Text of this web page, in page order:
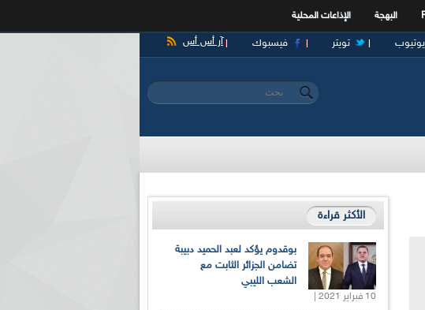
البهجة الإذاعات المحلية
آر أس أس فيسبوك تويتر يوتيوب
استمارة البحث
‏بحث ‏
الأكثر قراءة
بوقدوم يؤكد لعبد الحميد دبيبة
تضامن الجزائر الثابت مع
الشعب الليبي
10 فبراير 2021 |